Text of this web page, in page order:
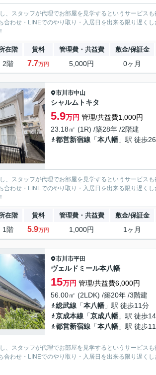
、スタッフが代理でお部屋を見学するというサービスも
合わせ・LINEでのやり取り・入居日を出来る限り遅く
在階 賃料 管理費・共益費 敷金/保証金
2階 7.7万円 5,000円 0ヶ月
市川市中山
シャルムトキタ
5.9万円 管理/共益費1,000円
23.18㎡ (1R) /築28年 /2階建
都営新宿線 「本八幡 」駅 徒歩
、スタッフが代理でお部屋を見学するというサービスも
合わせ・LINEでのやり取り・入居日を出来る限り遅く
在階 賃料 管理費・共益費 敷金/保証金
1階 5.9万円 1,000円 1ヶ月
市川市平田
ヴェルドミール本八幡
15万円 管理/共益費6,000円
56.00㎡ (2LDK) /築20年 /3階建
総武線 「本八幡 」駅 徒歩11分
京成本線 「京成八幡 」駅 徒歩
都営新宿線 「本八幡 」駅 徒歩
、スタッフが代理でお部屋を見学するというサービスも
合わせ・LINEでのやり取り・入居日を出来る限り遅く